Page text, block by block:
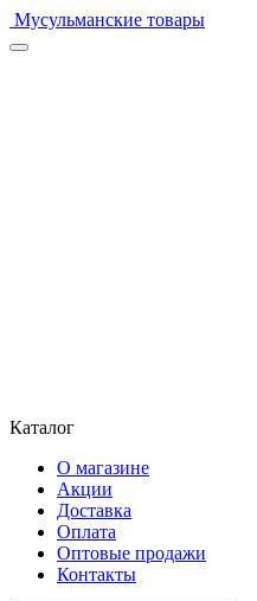
Мусульманские товары
Каталог
О магазине
Акции
Доставка
Оплата
Оптовые продажи
Контакты